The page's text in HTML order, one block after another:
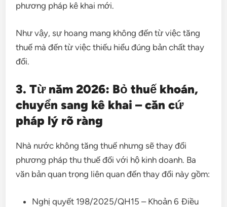
phương pháp kê khai mới.
Như vậy, sự hoang mang không đến từ việc tăng
thuế mà đến từ việc thiếu hiểu đúng bản chất thay
đổi.
3. Từ năm 2026: Bỏ thuế khoán,
chuyển sang kê khai – căn cứ
pháp lý rõ ràng
Nhà nước không tăng thuế nhưng sẽ thay đổi
phương pháp thu thuế đối với hộ kinh doanh. Ba
văn bản quan trọng liên quan đến thay đổi này gồm:
Nghị quyết 198/2025/QH15 – Khoản 6 Điều